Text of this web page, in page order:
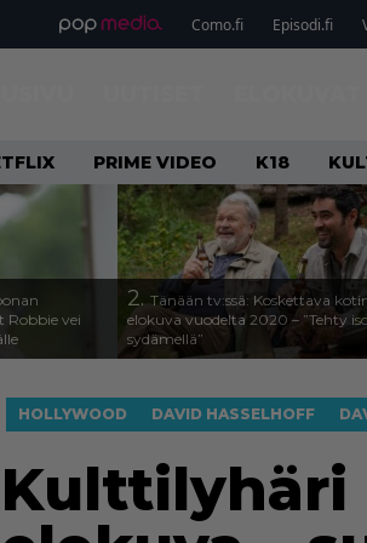
Como.fi Episodi.fi
PRIME VIDEO K18
Robbie vei
2. Tänään tv:ssä: Koskettava
elokuva vuodelta 2020 – ”Tehty
sydämellä”
HOLLYWOOD DAVID HASSELHOFF
Kulttilyhäri